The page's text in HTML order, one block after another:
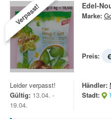
Verpasst! Edel-
Marke:
Preis:
Leider verpasst!
Gültig: 13.04. -
19.04.
Händler:
Stadt: